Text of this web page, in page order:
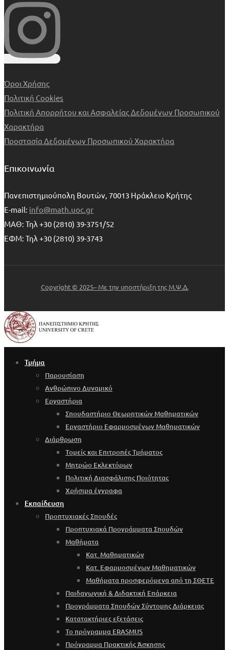
Όροι Χρήσης
Πολιτική Cookies
Πολιτική Απορρήτου και Ασφαλείας Δεδομένων Προσωπικού
Χαρακτήρα
Προστασία Δεδομένων Προσωπικού Χαρακτήρα
Επικοινωνία
Πανεπιστημιούπολη Βουτών, 70013 Ηράκλειο Κρήτης
E-mail: info@math.uoc.gr
ΜΑΘ: Τηλ +30 (2810) 39-3751/52
ΕΦΜ: Τηλ +30 (2810) 39-3743
Copyright © 2025– Με την υποστήριξη της Μ.Ψ.Δ.
Τμήμα
Παρουσίαση
Ανθρώπινο Δυναμικό
Εργαστήρια
Σπουδαστήριο Θεωρητικών Μαθηματικών
Εργαστήριο Εφαρμοσμένων Μαθηματικών
Διάρθρωση
Τομείς και Επιτροπές Τμήματος
Μητρώο Εκλεκτόρων
Πολιτική Διασφάλισης Ποιότητας
Χρήσιμα έγγραφα
Εκπαίδευση
Προπτυχιακές Σπουδές
Προπτυχιακά Προγράμματα Σπουδών
Μαθήματα
Κατ. Μαθηματικών
Κατ. Εφαρμοσμένων Μαθηματικών
Μαθήματα προσφερόμενα από τη ΣΘΕΤΕ
Παιδαγωγική & Διδακτική Επάρκεια
Προγράμματα Σπουδών Σύντομης Διάρκειας
Κατατακτήριες εξετάσεις
Το πρόγραμμα ERASMUS
Πρόγραμμα Πρακτικής Άσκησης